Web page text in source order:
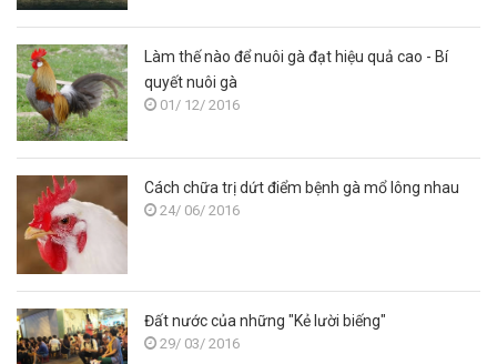
Làm thế nào để nuôi gà đạt hiệu quả cao - Bí
quyết nuôi gà
01/ 12/ 2016
Cách chữa trị dứt điểm bệnh gà mổ lông nhau
24/ 06/ 2016
Đất nước của những "Kẻ lười biếng"
29/ 03/ 2016